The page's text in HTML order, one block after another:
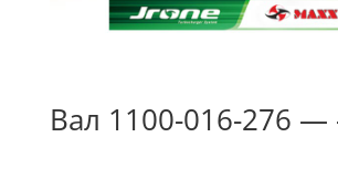
Вал 1100-016-276